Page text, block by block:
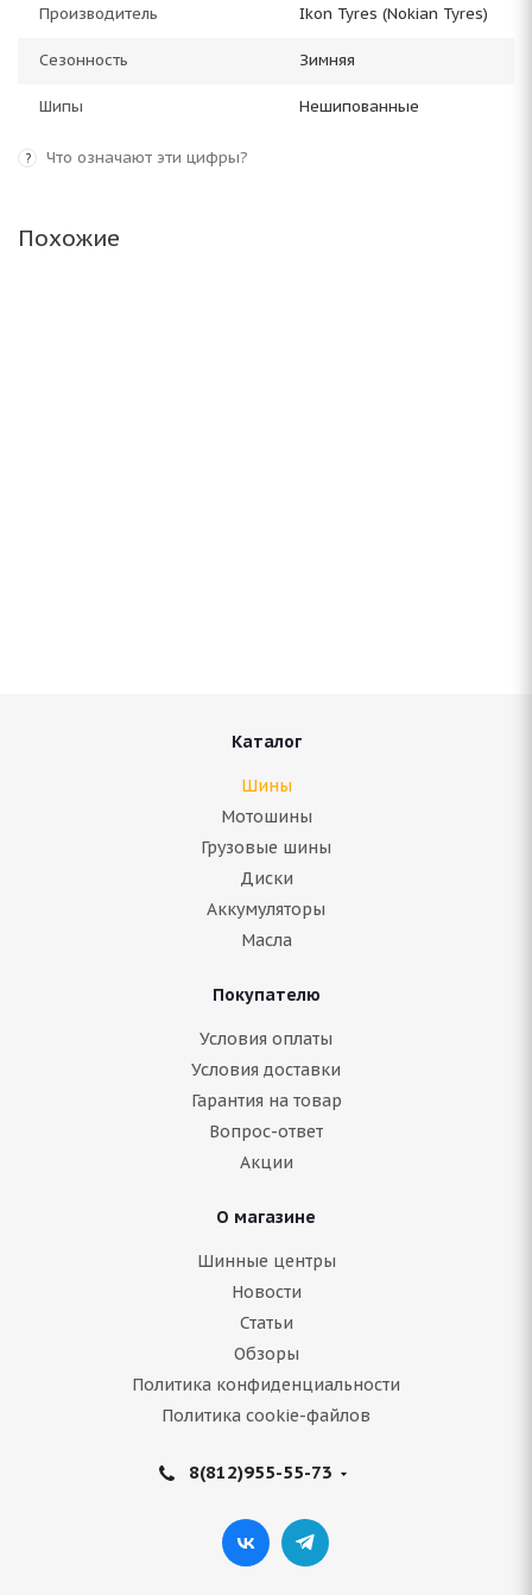
Производитель Ikon Tyres (Nokian Tyres)
Сезонность Зимняя
Шипы Нешипованные
? Что означают эти цифры?
Похожие
ARIVO Winmaster ARW 2 225/60 R18 104H
Каталог
Шины
Мотошины
Грузовые шины
Диски
Аккумуляторы
Масла
Покупателю
Условия оплаты
Условия доставки
Гарантия на товар
Вопрос-ответ
Акции
О магазине
Шинные центры
Новости
Статьи
Обзоры
Политика конфиденциальности
Политика cookie-файлов
8(812)955-55-73